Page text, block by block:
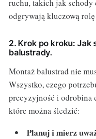
ruchu, takich jak schody
odgrywają kluczową
2. Krok po kroku: Jak
balustrady.
Montaż balustrad nie
Wszystko, czego
precyzyjność i
które można śledzić:
Planuj i mierz